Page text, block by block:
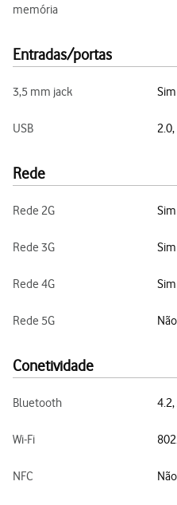
memória
Entradas/portas
3,5 mm jack Sim
USB
Rede
Rede 2G Sim
Rede 3G Sim
Rede 4G Sim
Rede 5G Não
Conetividade
Bluetooth 4.2,
Wi-Fi
NFC Não